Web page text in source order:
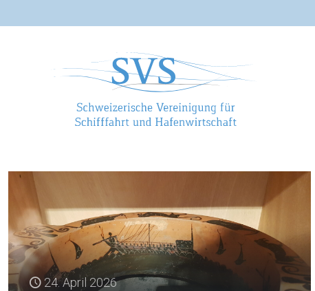
24. April 2026